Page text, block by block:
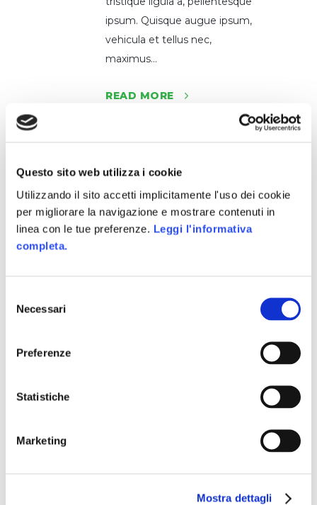
Questo sito web utilizza i cookie
Utilizzando il sito accetti implicitamente l'uso dei cookie
per migliorare la navigazione e mostrare contenuti in
linea con le tue preferenze. Leggi l'informativa
completa.
delNecessari
Preferenze
Statistiche
Marketing
Mostra dettagli
ipsum. Quisque augue ipsum,
vehicula et tellus nec,
maximus...
READ MORE
04